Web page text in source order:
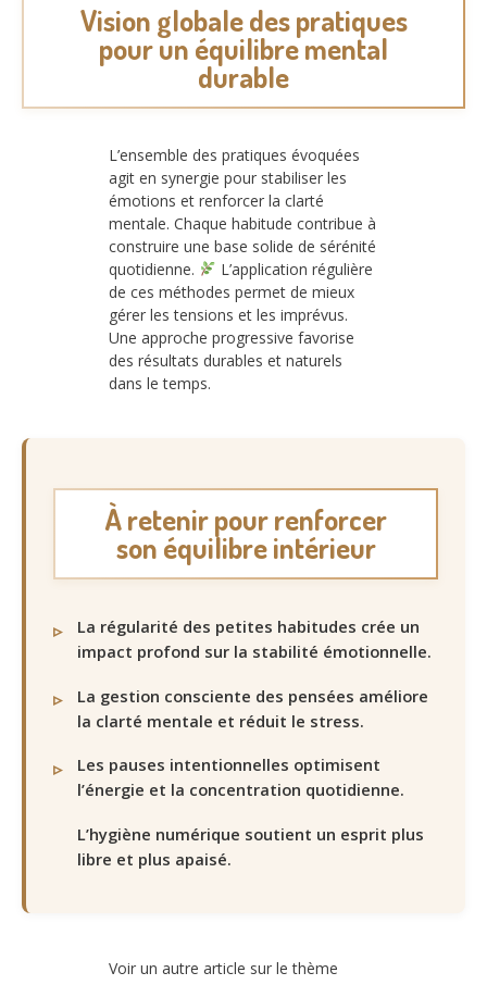
Vision globale des pratiques
pour un équilibre mental
durable
L’ensemble des pratiques évoquées
agit en synergie pour stabiliser les
émotions et renforcer la clarté
mentale. Chaque habitude contribue à
construire une base solide de sérénité
quotidienne.
L’application régulière
de ces méthodes permet de mieux
gérer les tensions et les imprévus.
Une approche progressive favorise
des résultats durables et naturels
dans le temps.
À retenir pour renforcer
son équilibre intérieur
La régularité des petites habitudes crée un
impact profond sur la stabilité émotionnelle.
La gestion consciente des pensées améliore
la clarté mentale et réduit le stress.
Les pauses intentionnelles optimisent
l’énergie et la concentration quotidienne.
L’hygiène numérique soutient un esprit plus
libre et plus apaisé.
Voir un autre article sur le thème